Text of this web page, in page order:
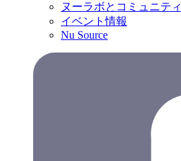
ヌーラボとコミュニティ
イベント情報
Nu Source